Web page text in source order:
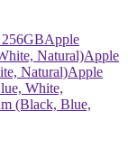
Apple
Natural)Apple
Natural)Apple
White,
(Black, Blue,